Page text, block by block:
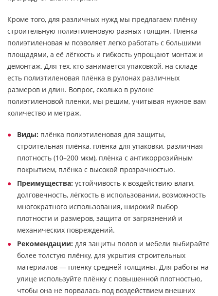
Кроме того, для различных нужд мы предлагаем плёнку
строительную полиэтиленовую разных толщин. Плёнка
полиэтиленовая м позволяет легко работать с большими
площадями, а её лёгкость и гибкость упрощают монтаж и
демонтаж. Для тех, кто занимается упаковкой, на складе
есть полиэтиленовая плёнка в рулонах различных
размеров и длин. Вопрос, сколько в рулоне
полиэтиленовой пленки, мы решим, учитывая нужное вам
количество и метраж.
Виды: плёнка полиэтиленовая для защиты,
строительная плёнка, плёнка для упаковки, различная
плотность (10–200 мкм), плёнка с антикоррозийным
покрытием, плёнка с высокой прозрачностью.
Преимущества: устойчивость к воздействию влаги,
долговечность, лёгкость в использовании, возможность
многократного использования, широкий выбор
плотности и размеров, защита от загрязнений и
механических повреждений.
Рекомендации: для защиты полов и мебели выбирайте
более толстую плёнку, для укрытия строительных
материалов — плёнку средней толщины. Для работы на
улице используйте плёнку с повышенной плотностью,
чтобы она не порвалась под воздействием внешних